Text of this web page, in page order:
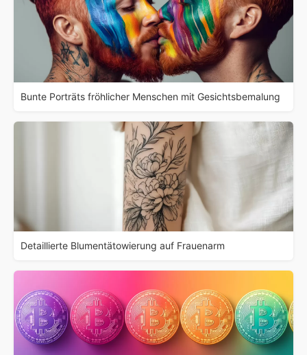
Bunte Porträts fröhlicher Menschen mit Gesichtsbemalung
Detaillierte Blumentätowierung auf Frauenarm